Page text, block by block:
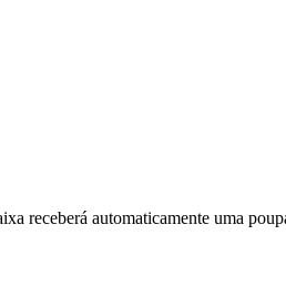
receberá automaticamente uma